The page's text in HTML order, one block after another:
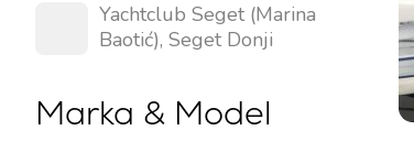
Yachtclub Seget (Marina
Baotić), Seget Donji
Marka & Model
Aktualności / Blog
Nasza Flota